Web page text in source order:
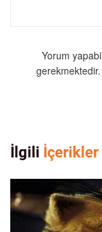
Yorum
İlgili İçerikler